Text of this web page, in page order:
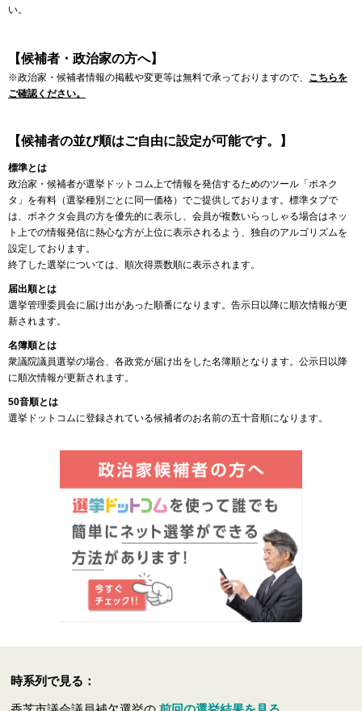
い。
【候補者・政治家の方へ】
※政治家・候補者情報の掲載や変更等は無料で承っておりますので、 こちらを
ご確認ください。
【候補者の並び順はご自由に設定が可能です。】
標準とは
政治家・候補者が選挙ドットコム上で情報を発信するためのツール「ボネク
タ」を有料（選挙種別ごとに同一価格）でご提供しております。標準タブで
は、ボネクタ会員の方を優先的に表示し、会員が複数いらっしゃる場合はネッ
ト上での情報発信に熱心な方が上位に表示されるよう、独自のアルゴリズムを
設定しております。
終了した選挙については、順次得票数順に表示されます。
届出順とは
選挙管理委員会に届け出があった順番になります。告示日以降に順次情報が更
新されます。
名簿順とは
衆議院議員選挙の場合、各政党が届け出をした名簿順となります。公示日以降
に順次情報が更新されます。
50音順とは
選挙ドットコムに登録されている候補者のお名前の五十音順になります。
時系列で見る：